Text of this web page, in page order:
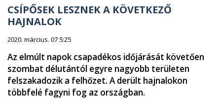
CSÍPŐSEK LESZNEK A KÖVETKEZŐ
HAJNALOK
2020. március. 07 5:25
Az elmúlt napok csapadékos időjárását követően
szombat délutántól egyre nagyobb területen
felszakadozik a felhőzet. A derült hajnalokon
többfelé fagyni fog az országban.